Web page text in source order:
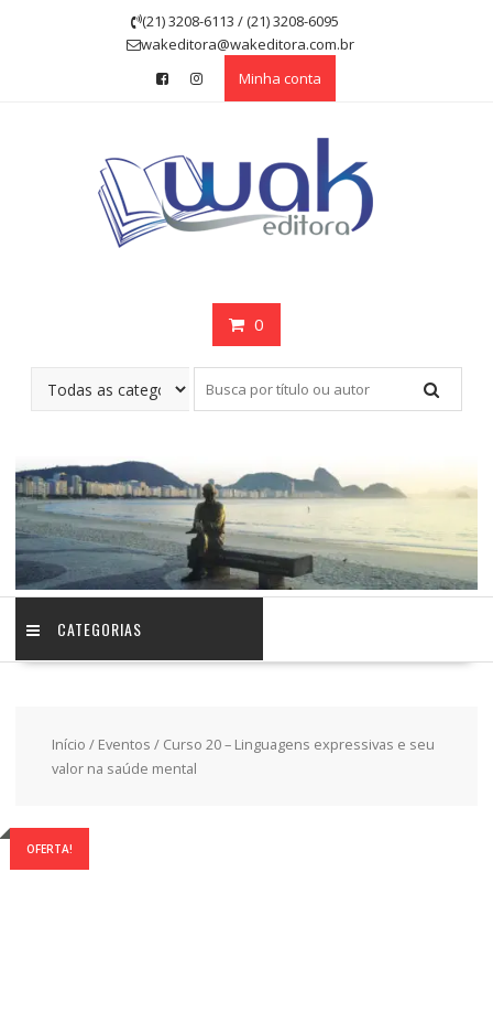
(21) 3208-6113 / (21) 3208-6095
wakeditora@wakeditora.com.br
Minha conta
0
CATEGORIAS
Início / Eventos / Curso 20 – Linguagens expressivas e seu
valor na saúde mental
OFERTA!